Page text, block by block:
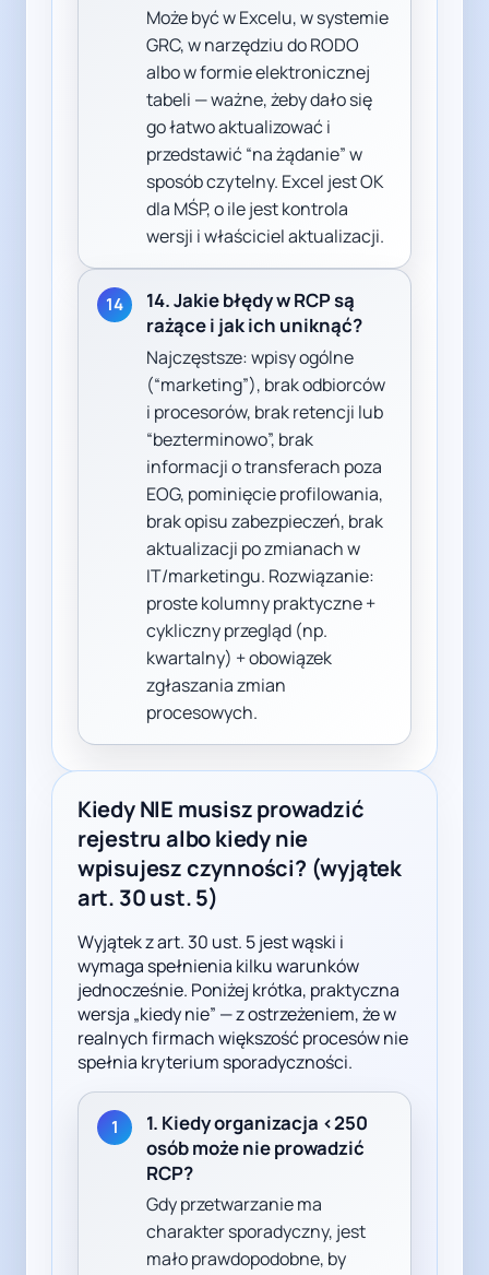
Może być w Excelu, w systemie
GRC, w narzędziu do RODO
albo w formie elektronicznej
tabeli — ważne, żeby dało się
go łatwo aktualizować i
przedstawić “na żądanie” w
sposób czytelny. Excel jest OK
dla MŚP, o ile jest kontrola
wersji i właściciel aktualizacji.
14
14. Jakie błędy w RCP są
rażące i jak ich uniknąć?
Najczęstsze: wpisy ogólne
(“marketing”), brak odbiorców
i procesorów, brak retencji lub
“bezterminowo”, brak
informacji o transferach poza
EOG, pominięcie profilowania,
brak opisu zabezpieczeń, brak
aktualizacji po zmianach w
IT/marketingu. Rozwiązanie:
proste kolumny praktyczne +
cykliczny przegląd (np.
kwartalny) + obowiązek
zgłaszania zmian
procesowych.
Kiedy NIE musisz prowadzić
rejestru albo kiedy nie
wpisujesz czynności? (wyjątek
art. 30 ust. 5)
Wyjątek z art. 30 ust. 5 jest wąski i
wymaga spełnienia kilku warunków
jednocześnie. Poniżej krótka, praktyczna
wersja „kiedy nie” — z ostrzeżeniem, że w
realnych firmach większość procesów nie
spełnia kryterium sporadyczności.
1
1. Kiedy organizacja <250
osób może nie prowadzić
RCP?
Gdy przetwarzanie ma
charakter sporadyczny, jest
mało prawdopodobne, by